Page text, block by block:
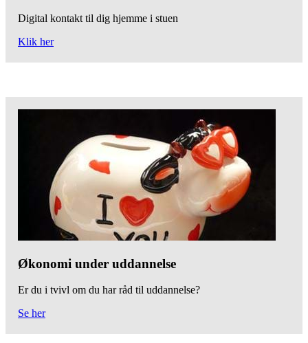
Digital kontakt til dig hjemme i stuen
Klik her
Økonomi under uddannelse
Er du i tvivl om du har råd til uddannelse?
Se her